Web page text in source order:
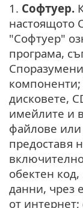
1. Софтуер.
настоящото
"Софтуер"
програма,
дисковете,
имейлите и
файлове или
предоставя
обектен
данни, чрез
от